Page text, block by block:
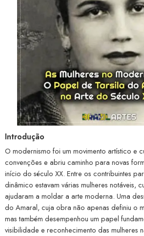
Introdução
O modernismo foi um movimento artístico e
convenções e abriu caminho para novas
início do século XX. Entre os contribuintes
dinâmico estavam várias mulheres notáveis,
ajudaram a moldar a arte moderna. Uma
do Amaral, cuja obra não apenas definiu o
mas também desempenhou um papel
visibilidade e reconhecimento das mulheres